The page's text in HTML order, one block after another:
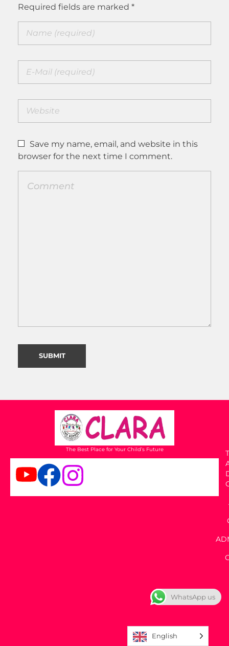
Required fields are marked *
Save my name, email, and website in this
browser for the next time I comment.
The Best Place for Your Child’s Future
WhatsApp us
English